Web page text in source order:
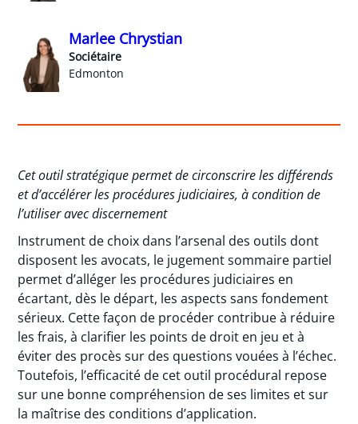
Marlee Chrystian
Sociétaire
Edmonton
Cet outil stratégique permet de circonscrire les différends
et d’accélérer les procédures judiciaires, à condition de
l’utiliser avec discernement
Instrument de choix dans l’arsenal des outils dont
disposent les avocats, le jugement sommaire partiel
permet d’alléger les procédures judiciaires en
écartant, dès le départ, les aspects sans fondement
sérieux. Cette façon de procéder contribue à réduire
les frais, à clarifier les points de droit en jeu et à
éviter des procès sur des questions vouées à l’échec.
Toutefois, l’efficacité de cet outil procédural repose
sur une bonne compréhension de ses limites et sur
la maîtrise des conditions d’application.